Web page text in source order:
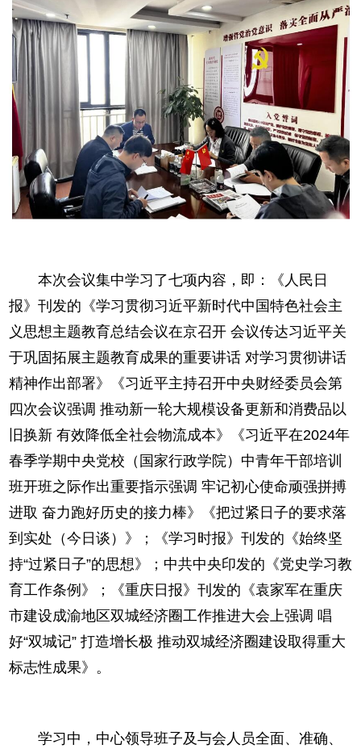
本次会议集中学习了七项内容，即：《人民日
报》刊发的《学习贯彻习近平新时代中国特色社会主
义思想主题教育总结会议在京召开 会议传达习近平关
于巩固拓展主题教育成果的重要讲话 对学习贯彻讲话
精神作出部署》《习近平主持召开中央财经委员会第
四次会议强调 推动新一轮大规模设备更新和消费品以
旧换新 有效降低全社会物流成本》《习近平在2024年
春季学期中央党校（国家行政学院）中青年干部培训
班开班之际作出重要指示强调 牢记初心使命顽强拼搏
进取 奋力跑好历史的接力棒》《把过紧日子的要求落
到实处（今日谈）》；《学习时报》刊发的《始终坚
持“过紧日子”的思想》；中共中央印发的《党史学习教
育工作条例》；《重庆日报》刊发的《袁家军在重庆
市建设成渝地区双城经济圈工作推进大会上强调 唱
好“双城记” 打造增长极 推动双城经济圈建设取得重大
标志性成果》。
学习中，中心领导班子及与会人员全面、准确、